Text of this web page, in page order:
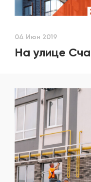
04 Июн 2019
На улице